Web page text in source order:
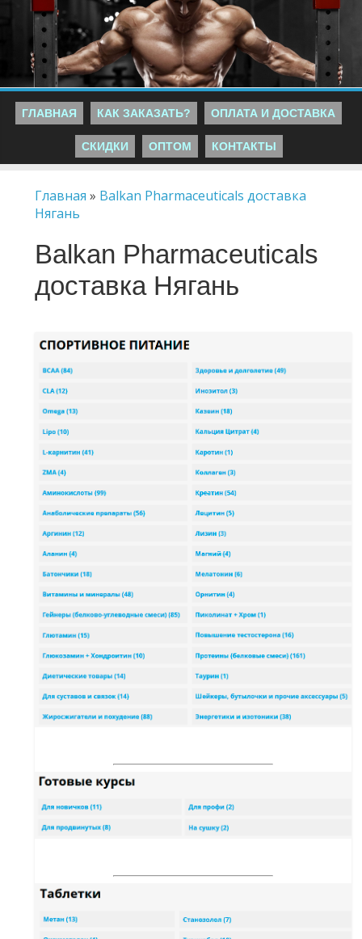
ГЛАВНАЯ КАК ЗАКАЗАТЬ? ОПЛАТА И ДОСТАВКА
СКИДКИ ОПТОМ КОНТАКТЫ
Главная » Balkan Pharmaceuticals доставка
Нягань
Balkan Pharmaceuticals
доставка Нягань